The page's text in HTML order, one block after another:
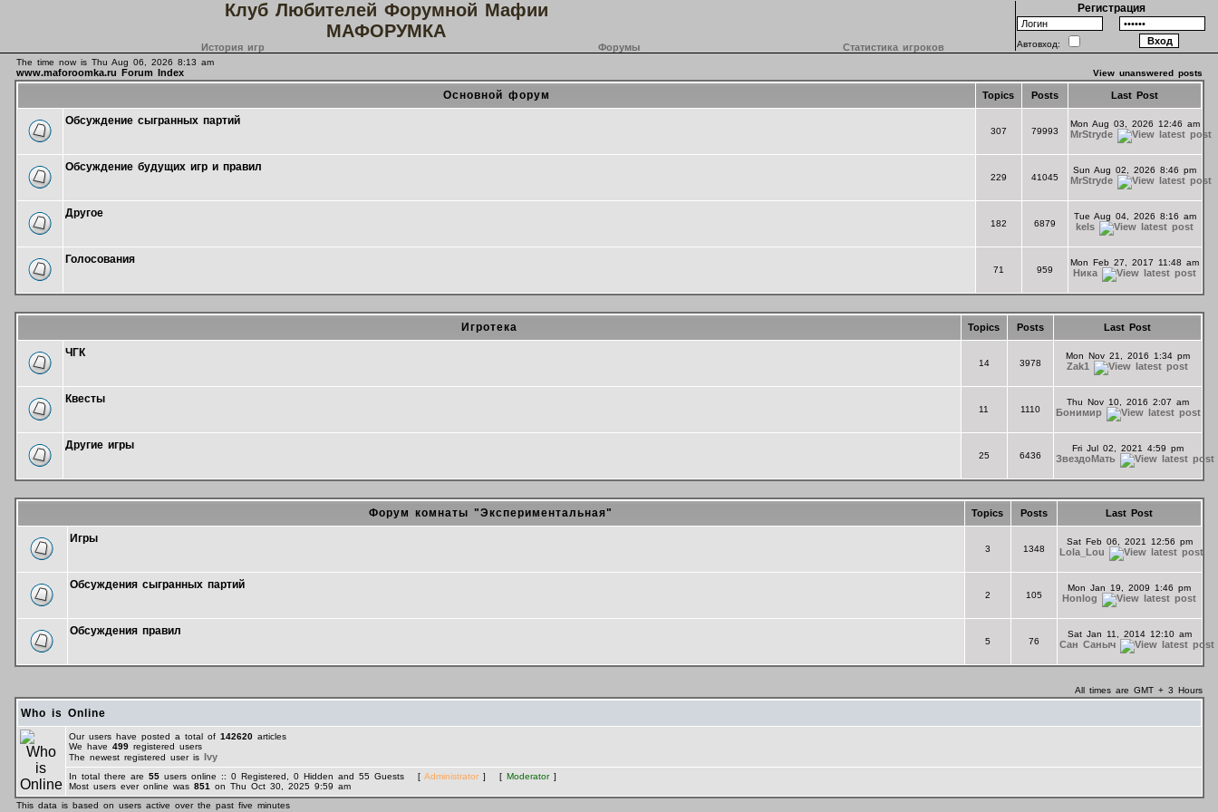
Клуб Любителей Форумной Мафии
МАФОРУМКА
История игр Форумы Статистика игроков
Регистрация
Автовход:
The time now is Thu Aug 06, 2026 8:13 am
www.maforoomka.ru Forum Index View unanswered posts
Основной форум Topics Posts Last Post
Обсуждение сыгранных партий
307 79993
Mon Aug 03, 2026 12:46 am
MrStryde
Обсуждение будущих игр и правил
229 41045
Sun Aug 02, 2026 8:46 pm
MrStryde
Другое
182 6879
Tue Aug 04, 2026 8:16 am
kels
Голосования
71 959
Mon Feb 27, 2017 11:48 am
Ника
Игротека Topics Posts Last Post
ЧГК
14 3978
Mon Nov 21, 2016 1:34 pm
Zak1
Квесты
11 1110
Thu Nov 10, 2016 2:07 am
Бонимир
Другие игры
25 6436
Fri Jul 02, 2021 4:59 pm
ЗвездоМать
Форум комнаты "Экспериментальная" Topics Posts Last Post
Игры
3 1348
Sat Feb 06, 2021 12:56 pm
Lola_Lou
Обсуждения сыгранных партий
2 105
Mon Jan 19, 2009 1:46 pm
Honlog
Обсуждения правил
5 76
Sat Jan 11, 2014 12:10 am
Сан Саныч
All times are GMT + 3 Hours
Who is Online
Our users have posted a total of 142620articles
We have 499registered users
The newest registered user is Ivy
In total there are 55users online :: 0 Registered, 0 Hidden and 55 Guests [ Administrator] [ Moderator]
Most users ever online was 851
on Thu Oct 30, 2025 9:59 am
This data is based on users active over the past five minutes